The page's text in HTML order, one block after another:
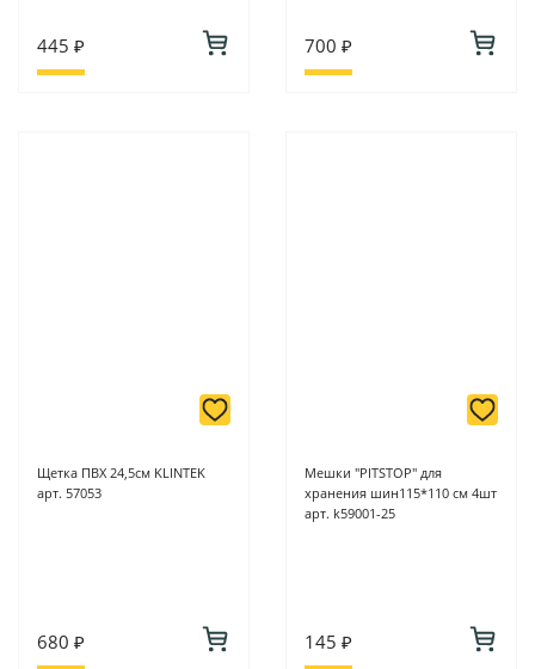
445 ₽ 700 ₽
Щетка ПВХ 24,5см KLINTEK
арт. 57053
680 ₽
Мешки "PITSTOP" для
хранения шин115*110 см 4шт
арт. k59001-25
145 ₽